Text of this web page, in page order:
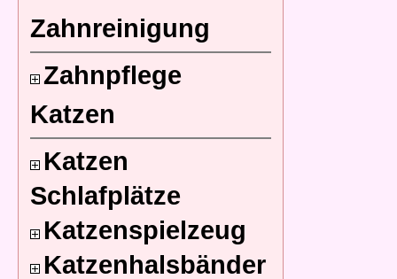
Zahnreinigung
Zahnpflege
Katzen
Katzen
Schlafplätze
Katzenspielzeug
Katzenhalsbänder